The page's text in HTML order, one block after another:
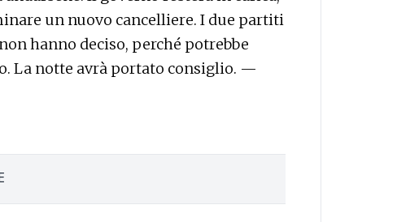
un nuovo cancelliere. I due partiti
hanno deciso, perché potrebbe
La notte avrà portato consiglio. —